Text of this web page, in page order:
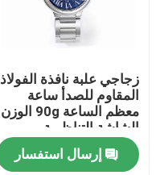
جولة في المصنع
مراقبة الجودة
زجاجي علبة نافذة الفولاذ
المقاوم للصدأ ساعة
معظم الساعة 90g الوزن
الشاشة التناظرية
إرسال استفسار